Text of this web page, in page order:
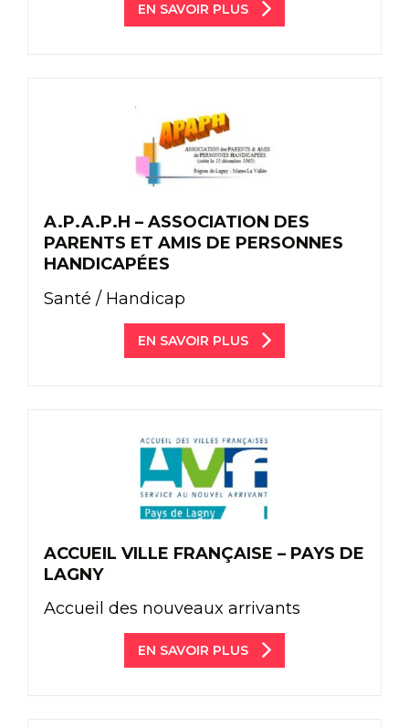
EN SAVOIR PLUS
A.P.A.P.H – ASSOCIATION DES
PARENTS ET AMIS DE PERSONNES
HANDICAPÉES
Santé / Handicap
EN SAVOIR PLUS
ACCUEIL VILLE FRANÇAISE – PAYS DE
LAGNY
Accueil des nouveaux arrivants
EN SAVOIR PLUS